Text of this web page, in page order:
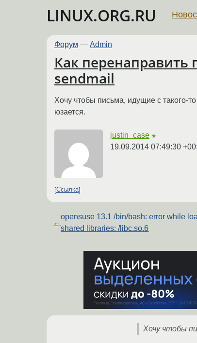
LINUX.ORG.RU
Форум — Admin
Как перенаправить
sendmail
Хочу чтобы письма, идущие с такого-
юзается.
justin_case ★
19.09.2014 07:49:30
Ссылка
←
opensuse 13.1 /bin/bash: error while
shared libraries: /libc.so.6
Хочу чтобы